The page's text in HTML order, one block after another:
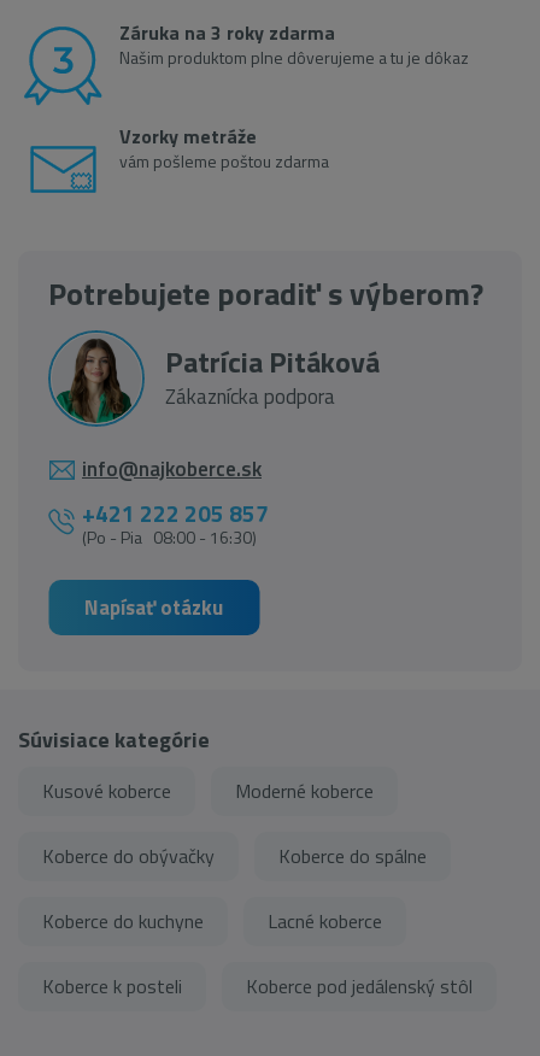
Záruka na 3 roky zdarma
Našim produktom plne dôverujeme a tu je dôkaz
Vzorky metráže
vám pošleme poštou zdarma
Potrebujete poradiť s výberom?
Patrícia Pitáková
Zákaznícka podpora
info@najkoberce.sk
+421 222 205 857
(Po - Pia 08:00 - 16:30)
Napísať otázku
Súvisiace kategórie
Kusové koberce Moderné koberce
Koberce do obývačky Koberce do spálne
Koberce do kuchyne Lacné koberce
Koberce k posteli Koberce pod jedálenský stôl